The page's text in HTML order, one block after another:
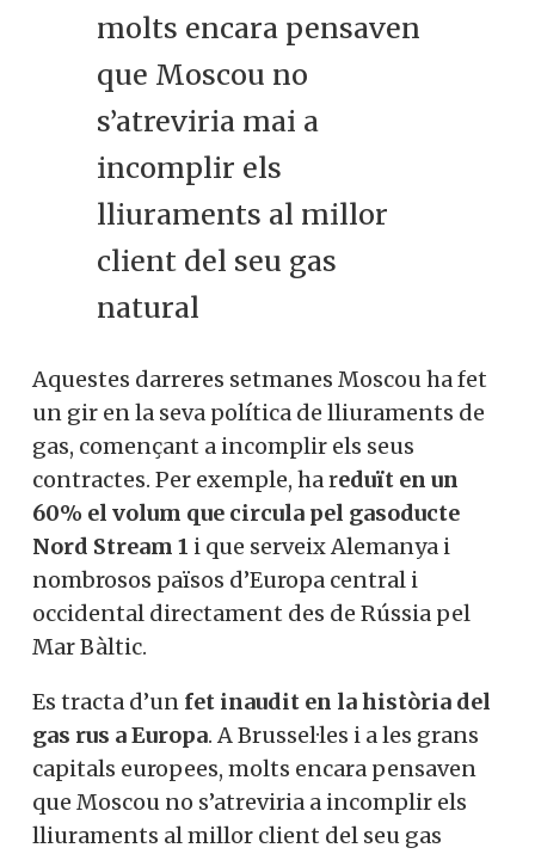
molts encara pensaven
que Moscou no
s’atreviria mai a
incomplir els
lliuraments al millor
client del seu gas
natural
Aquestes darreres setmanes Moscou ha fet
un gir en la seva política de lliuraments de
gas, començant a incomplir els seus
contractes. Per exemple, ha reduït en un
60% el volum que circula pel gasoducte
Nord Stream 1 i que serveix Alemanya i
nombrosos països d’Europa central i
occidental directament des de Rússia pel
Mar Bàltic.
Es tracta d’un fet inaudit en la història del
gas rus a Europa. A Brussel·les i a les grans
capitals europees, molts encara pensaven
que Moscou no s’atreviria a incomplir els
lliuraments al millor client del seu gas